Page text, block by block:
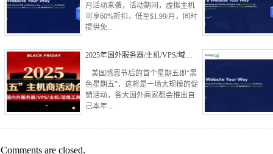
月活动来袭，活动期间，虚拟主机
可享60%折扣，低至$1.99/月，同时
提供免...
2025年国外服务器/主机/VPS/域…
美国感恩节后的首个星期五即“黑
色星期五”，这将是一场大规模的促
销活动，各大国外商家都会推出自
己本年...
Comments are closed.